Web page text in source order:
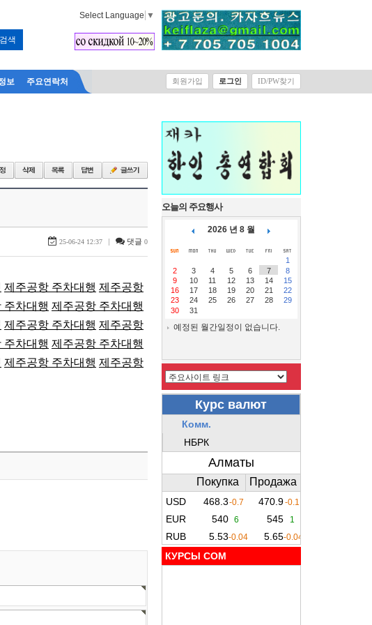
Select Language ▼
보 주요연락처 회원가입 로그인 ID/PW찾기
25-06-24 12:37 | 댓글 0
제주공항 주차대행 제주공항
주차대행 제주공항 주차대행
제주공항 주차대행 제주공항
주차대행 제주공항 주차대행
제주공항 주차대행 제주공항
오늘의 주요행사
2026 년 8 월
1
2
3 4 5 6 7
8
9
10 11 12 13 14
15
16
17 18 19 20 21
22
23
24 25 26 27 28
29
30
31
예정된 월간일정이 없습니다.
КУРСЫ COM